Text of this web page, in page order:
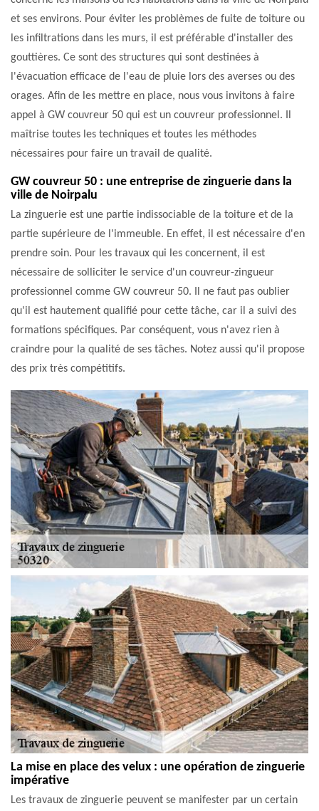
et ses environs. Pour éviter les problèmes de fuite de toiture ou
les infiltrations dans les murs, il est préférable d'installer des
gouttières. Ce sont des structures qui sont destinées à
l'évacuation efficace de l'eau de pluie lors des averses ou des
orages. Afin de les mettre en place, nous vous invitons à faire
appel à GW couvreur 50 qui est un couvreur professionnel. Il
maîtrise toutes les techniques et toutes les méthodes
nécessaires pour faire un travail de qualité.
GW couvreur 50 : une entreprise de zinguerie dans la
ville de Noirpalu
La zinguerie est une partie indissociable de la toiture et de la
partie supérieure de l'immeuble. En effet, il est nécessaire d'en
prendre soin. Pour les travaux qui les concernent, il est
nécessaire de solliciter le service d'un couvreur-zingueur
professionnel comme GW couvreur 50. Il ne faut pas oublier
qu'il est hautement qualifié pour cette tâche, car il a suivi des
formations spécifiques. Par conséquent, vous n'avez rien à
craindre pour la qualité de ses tâches. Notez aussi qu'il propose
des prix très compétitifs.
La mise en place des velux : une opération de zinguerie
impérative
Les travaux de zinguerie peuvent se manifester par un certain